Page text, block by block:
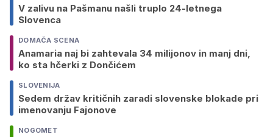
V zalivu na Pašmanu našli truplo 24-letnega
Slovenca
DOMAČA SCENA
Anamaria naj bi zahtevala 34 milijonov in manj dni,
ko sta hčerki z Dončićem
SLOVENIJA
Sedem držav kritičnih zaradi slovenske blokade pri
imenovanju Fajonove
NOGOMET